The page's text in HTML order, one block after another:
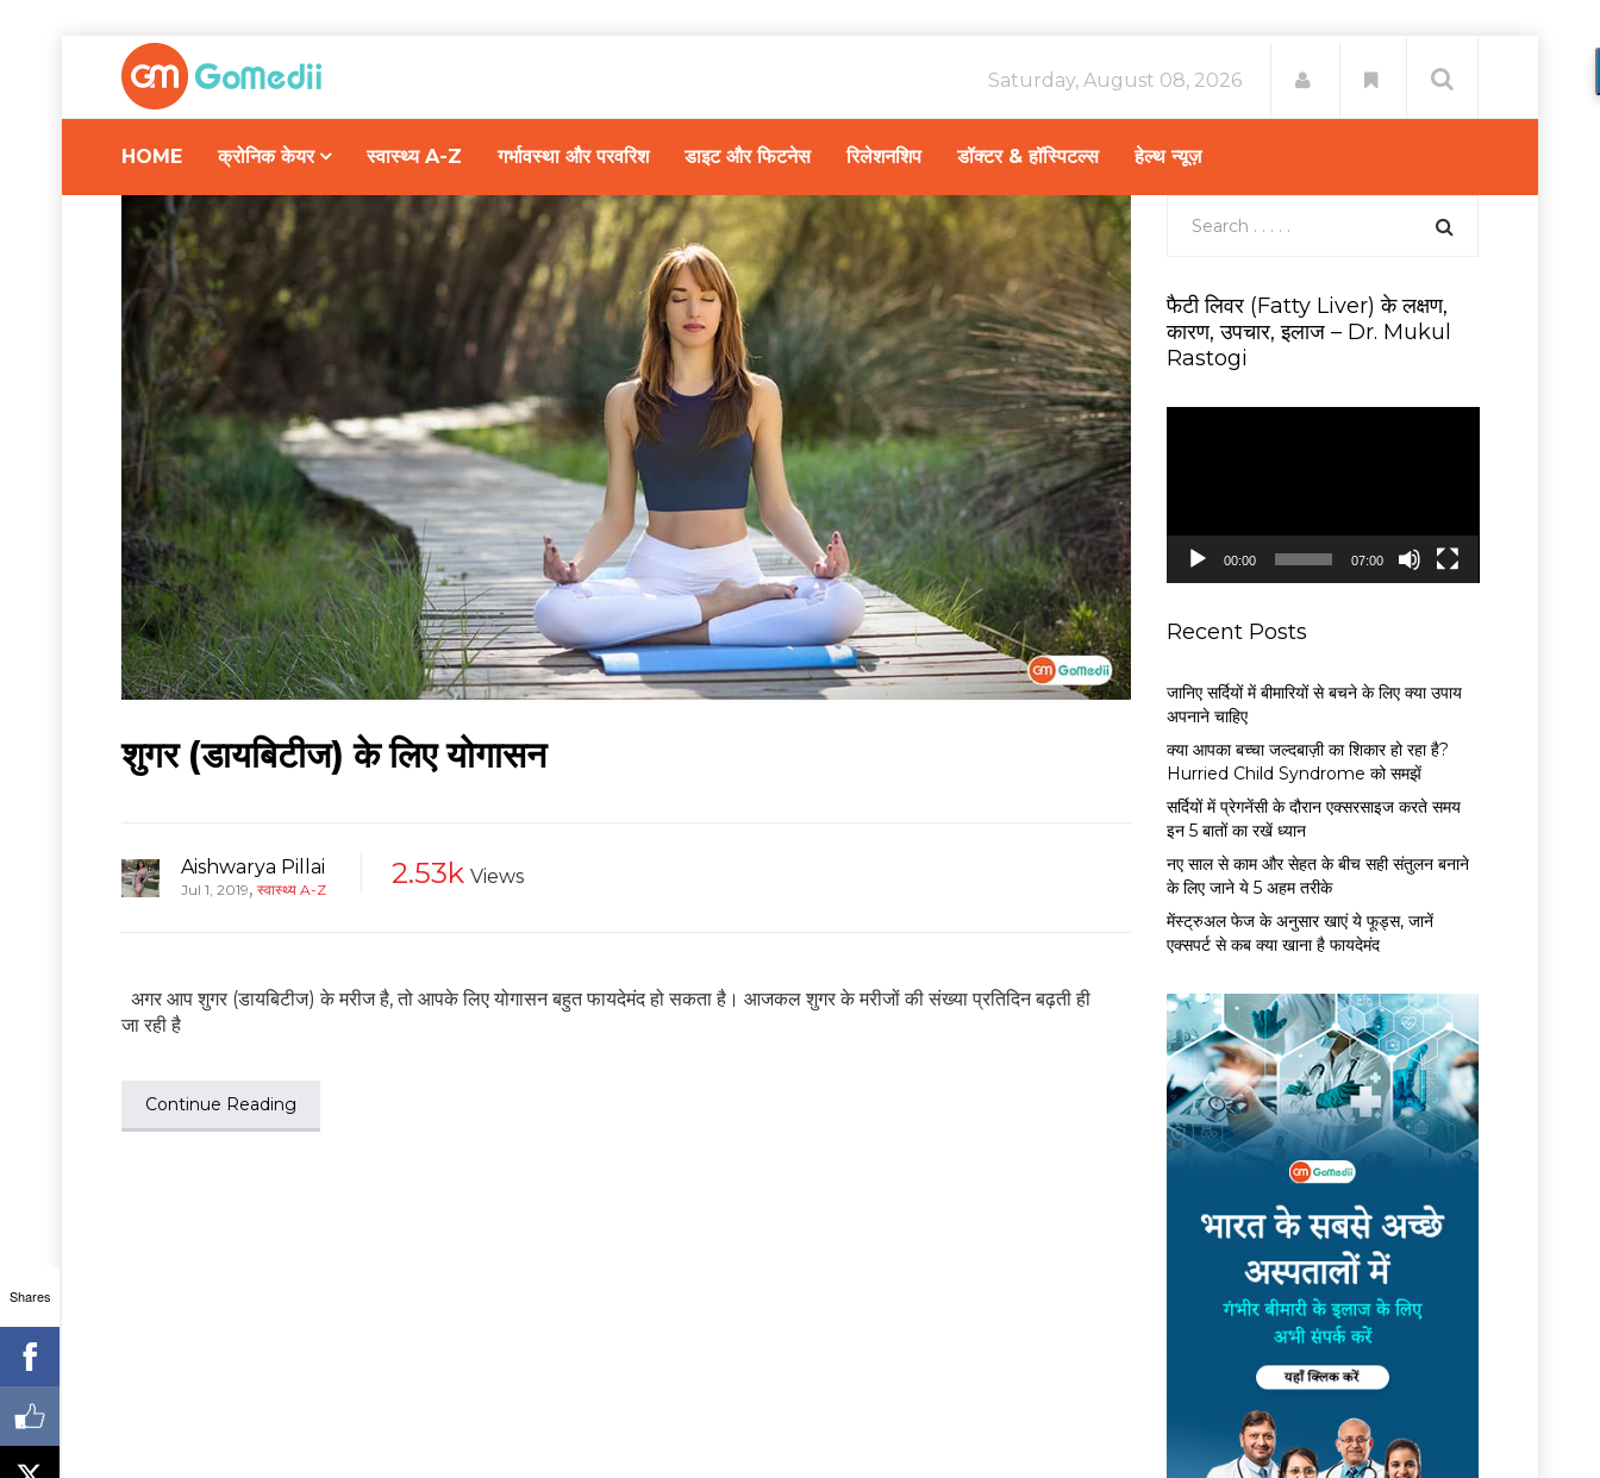
Saturday, August 08, 2026
HOME क्रोनिक केयर स्वास्थ्य A-Z गर्भावस्था और परवरिश डाइट और फिटनेस रिलेशनशिप डॉक्टर & हॉस्पिटल्स हेल्थ न्यूज़
शुगर (डायबिटीज) के लिए योगासन
Aishwarya Pillai
Jul 1, 2019, स्वास्थ्य A-Z 2.53k Views
अगर आप शुगर (डायबिटीज) के मरीज है, तो आपके लिए योगासन बहुत फायदेमंद हो सकता है। आजकल शुगर के मरीजों की संख्या प्रतिदिन बढ़ती ही
जा रही है
Continue Reading
फैटी लिवर (Fatty Liver) के लक्षण,
कारण, उपचार, इलाज – Dr. Mukul
Rastogi
y
00:00 07:00
Recent Posts
जानिए सर्दियों में बीमारियों से बचने के लिए क्या उपाय
अपनाने चाहिए
क्या आपका बच्चा जल्दबाज़ी का शिकार हो रहा है?
Hurried Child Syndrome को समझें
सर्द‍ियों में प्रेगनेंसी के दौरान एक्सरसाइज करते समय
इन 5 बातों का रखें ध्यान
नए साल से काम और सेहत के बीच सही संतुलन बनाने
के लिए जाने ये 5 अहम तरीके
मेंस्ट्रुअल फेज के अनुसार खाएं ये फूड्स, जानें
एक्सपर्ट से कब क्या खाना है फायदेमंद
Shares